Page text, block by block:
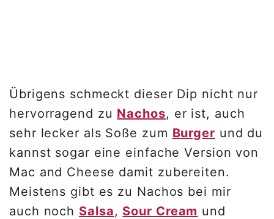
Übrigens schmeckt dieser Dip nicht nur
hervorragend zu Nachos, er ist, auch
sehr lecker als Soße zum Burger und du
kannst sogar eine einfache Version von
Mac and Cheese damit zubereiten.
Meistens gibt es zu Nachos bei mir
auch noch Salsa, Sour Cream und